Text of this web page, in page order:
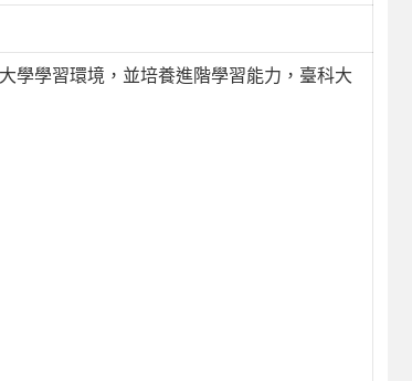
學學習環境，並培養進階學習能力，臺科大